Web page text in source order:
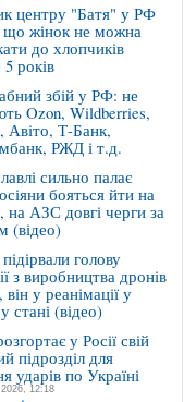
центру "Батя" у РФ
що жінок не можна
до хлопчиків
років
збій у РФ: не
Ozon, Wildberries,
Авіто, Т-Банк,
РЖД і т.д.
сильно палає
бояться йти на
на АЗС довгі черги за
(відео)
голову
з виробництва дронів
у реанімації у
стані (відео)
у Росії свій
підрозділ для
ударів по Україні
2026, 12:18